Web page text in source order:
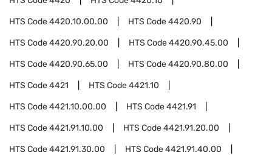
HTS Code4420.10.00.00 HTS Code4420.90
HTS Code4420.90.20.00 HTS Code4420.90.45.00
HTS Code4420.90.65.00 HTS Code4420.90.80.00
HTS Code4421 HTS Code4421.10
HTS Code4421.10.00.00 HTS Code4421.91
HTS Code4421.91.10.00 HTS Code4421.91.20.00
HTS Code4421.91.30.00 HTS Code4421.91.40.00